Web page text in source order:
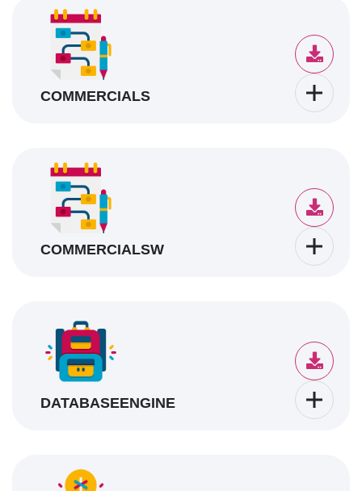
COMMERCIALS
COMMERCIALSW
DATABASEENGINE